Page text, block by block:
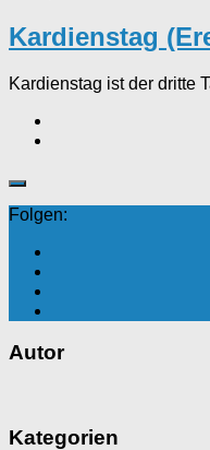
Kardienstag
Kardienstag ist der dritte
Folgen:
Autor
Kategorien